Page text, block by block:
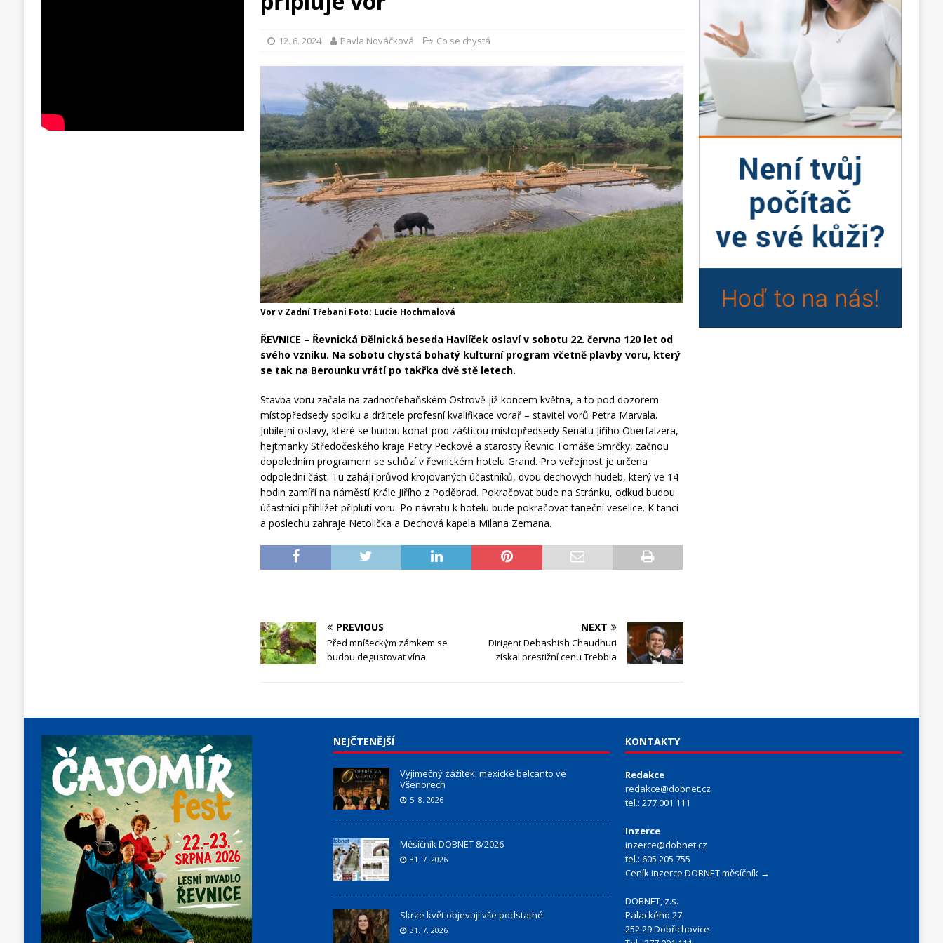
12. 6. 2024 Pavla Nováčková Co se chystá
Vor v Zadní Třebani Foto: Lucie Hochmalová
ŘEVNICE – Řevnická Dělnická beseda Havlíček oslaví v sobotu 22. června 120 let od
svého vzniku. Na sobotu chystá bohatý kulturní program včetně plavby voru, který
se tak na Berounku vrátí po takřka dvě stě letech.
Stavba voru začala na zadnotřebaňském Ostrově již koncem května, a to pod dozorem
místopředsedy spolku a držitele profesní kvalifikace vorař – stavitel vorů Petra Marvala.
Jubilejní oslavy, které se budou konat pod záštitou místopředsedy Senátu Jiřího Oberfalzera,
hejtmanky Středočeského kraje Petry Peckové a starosty Řevnic Tomáše Smrčky, začnou
dopoledním programem se schůzí v řevnickém hotelu Grand. Pro veřejnost je určena
odpolední část. Tu zahájí průvod krojovaných účastníků, dvou dechových hudeb, který ve 14
hodin zamíří na náměstí Krále Jiřího z Poděbrad. Pokračovat bude na Stránku, odkud budou
účastníci přihlížet připlutí voru. Po návratu k hotelu bude pokračovat taneční veselice. K tanci
a poslechu zahraje Netolička a Dechová kapela Milana Zemana.
PREVIOUS
Před mníšeckým zámkem se
budou degustovat vína
NEXT
Dirigent Debashish Chaudhuri
získal prestižní cenu Trebbia
NEJČTENĚJŠÍ
Výjimečný zážitek: mexické belcanto ve
Všenorech
5. 8. 2026
Měsíčník DOBNET 8/2026
31. 7. 2026
Skrze květ objevuji vše podstatné
31. 7. 2026
KONTAKTY
Redakce
redakce@dobnet.cz
tel.: 277 001 111
Inzerce
inzerce@dobnet.cz
tel.: 605 205 755
Ceník inzerce DOBNET měsíčník →
DOBNET, z.s.
Palackého 27
252 29 Dobřichovice